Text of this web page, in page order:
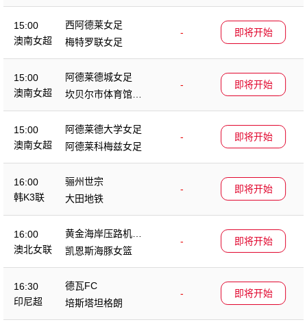
15:00
澳南女超
西阿德莱女足
-
梅特罗联女足
即将开始
15:00
澳南女超
阿德莱德城女足
-
坎贝尔市体育馆女
足
即将开始
15:00
澳南女超
阿德莱德大学女足
-
阿德莱科梅兹女足
即将开始
16:00
韩K3联
骊州世宗
-
大田地铁
即将开始
16:00
澳北女联
黄金海岸压路机女
篮
-
凯恩斯海豚女篮
即将开始
16:30
印尼超
德瓦FC
-
培斯塔坦格朗
即将开始